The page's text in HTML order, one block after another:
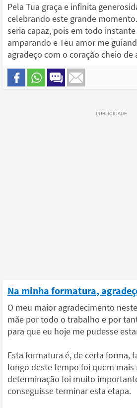
Pela Tua graça e infinita
celebrando este grande
seria capaz, pois em todo
amparando e Teu amor me
agradeço com o coração cheio de
Na minha formatura,
O meu maior agradecimento
mãe por todo o trabalho e por
para que eu hoje me pudesse
Esta formatura é, de certa forma,
longo deste tempo foi quem mais
determinação foi muito
conseguisse terminar esta etapa.